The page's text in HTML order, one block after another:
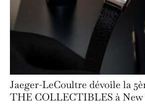
Jaeger-LeCoultre dévoile la
THE COLLECTIBLES à New